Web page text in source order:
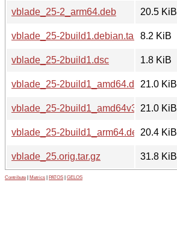
vblade_25-2_arm64.deb
20.5 KiB
vblade_25-2build1.debian.tar.xz8.2 KiB
vblade_25-2build1.dsc
1.8 KiB
vblade_25-2build1_amd64.deb21.0 KiB
vblade_25-2build1_amd64v3.deb21.0 KiB
vblade_25-2build1_arm64.deb20.4 KiB
vblade_25.orig.tar.gz
31.8 KiB
Contribute Metrics PATOS GELOS